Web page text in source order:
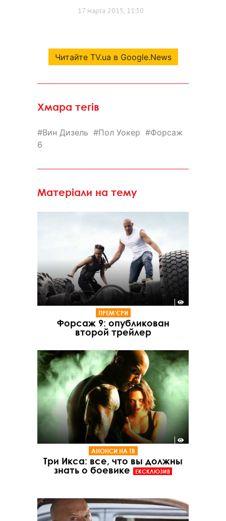
Читайте TV.ua в Google.News
Хмара тегів
Вин Дизель Пол Уокер
Форсаж
6
Матеріали на тему
ПРЕМ'ЄРИ
Форсаж 9: опубликован
второй трейлер
АНОНСИ НА ТВ
Три Икса: все, что вы должны
знать о боевике
ЕКСКЛЮЗИВ